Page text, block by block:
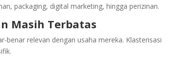
packaging, digital marketing, hingga perizinan.
Masih Terbatas
benar relevan dengan usaha mereka. Klasterisasi